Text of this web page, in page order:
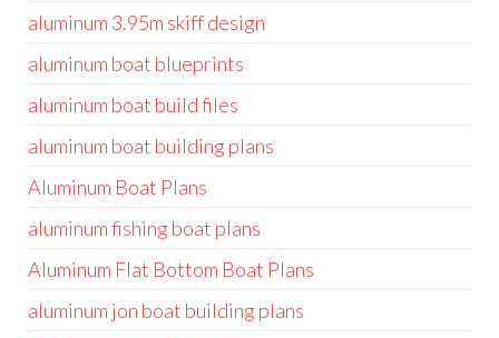
aluminum 3.95m skiff design
aluminum boat blueprints
aluminum boat build files
aluminum boat building plans
Aluminum Boat Plans
aluminum fishing boat plans
Aluminum Flat Bottom Boat Plans
aluminum jon boat building plans